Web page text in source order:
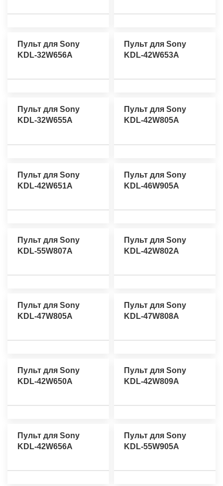
Пульт для Sony
KDL-32W656A
Пульт для Sony
KDL-42W653A
Пульт для Sony
KDL-32W655A
Пульт для Sony
KDL-42W805A
Пульт для Sony
KDL-42W651A
Пульт для Sony
KDL-46W905A
Пульт для Sony
KDL-55W807A
Пульт для Sony
KDL-42W802A
Пульт для Sony
KDL-47W805A
Пульт для Sony
KDL-47W808A
Пульт для Sony
KDL-42W650A
Пульт для Sony
KDL-42W809A
Пульт для Sony
KDL-42W656A
Пульт для Sony
KDL-55W905A